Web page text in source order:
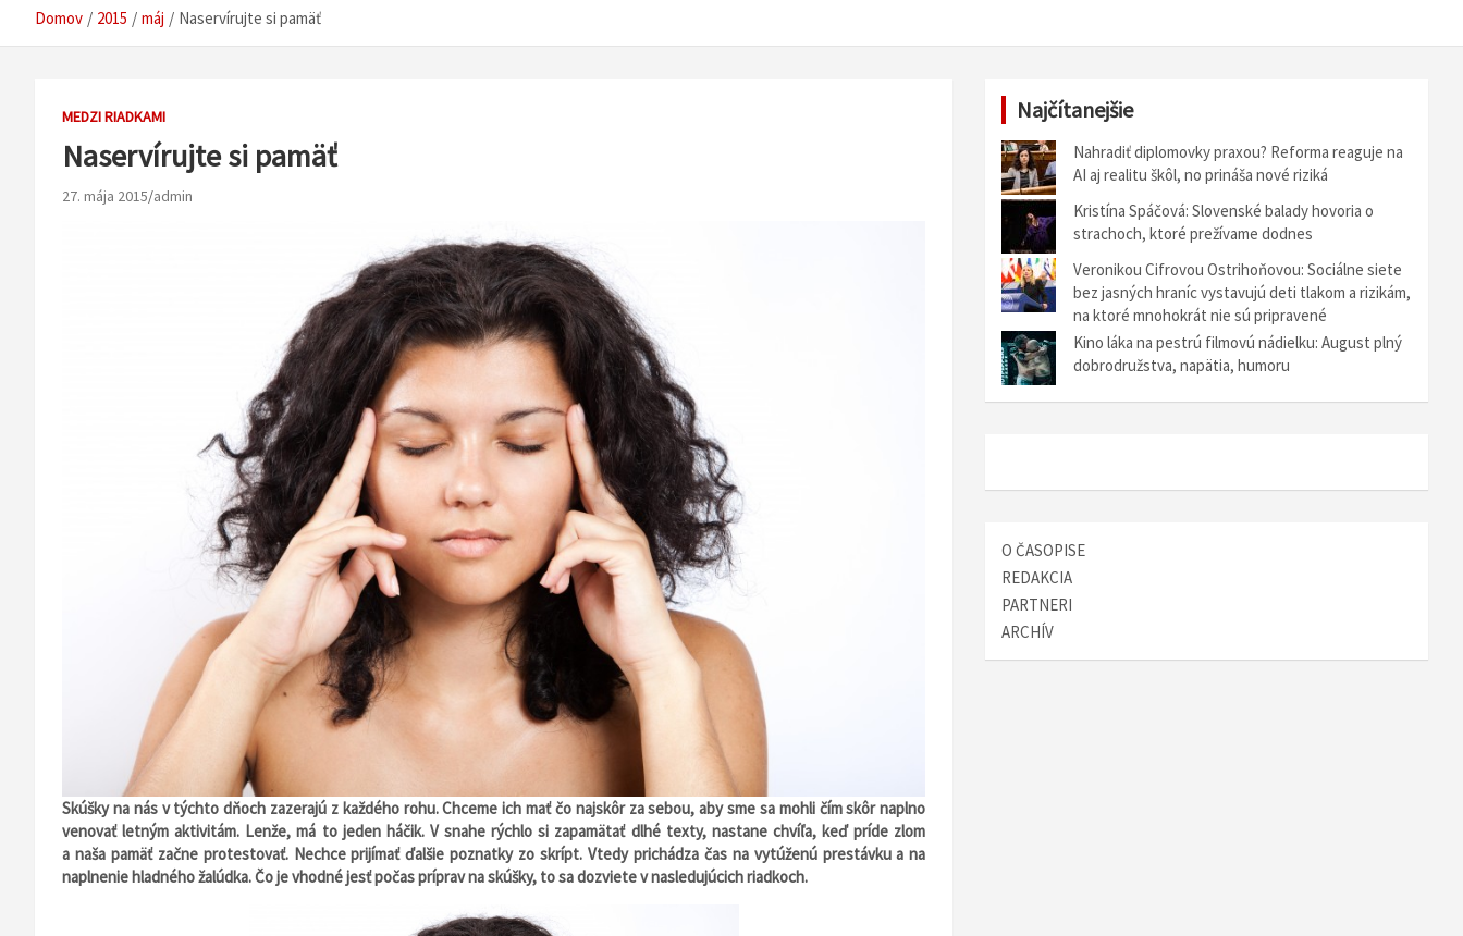
Domov 2015 máj Naservírujte si pamäť
MEDZI RIADKAMI
Naservírujte si pamäť
27. mája 2015 admin
Skúšky na nás v týchto dňoch zazerajú z každého rohu. Chceme ich mať čo najskôr za sebou, aby sme sa mohli čím skôr naplno
venovať letným aktivitám. Lenže, má to jeden háčik. V snahe rýchlo si zapamätať dlhé texty, nastane chvíľa, keď príde zlom
a naša pamäť začne protestovať. Nechce prijímať ďalšie poznatky zo skrípt. Vtedy prichádza čas na vytúženú prestávku a na
naplnenie hladného žalúdka. Čo je vhodné jesť počas príprav na skúšky, to sa dozviete v nasledujúcich riadkoch.
Najčítanejšie
Nahradiť diplomovky praxou? Reforma reaguje na
AI aj realitu škôl, no prináša nové riziká
Kristína Spáčová: Slovenské balady hovoria o
strachoch, ktoré prežívame dodnes
Veronikou Cifrovou Ostrihoňovou: Sociálne siete
bez jasných hraníc vystavujú deti tlakom a rizikám,
na ktoré mnohokrát nie sú pripravené
Kino láka na pestrú filmovú nádielku: August plný
dobrodružstva, napätia, humoru
O ČASOPISE
REDAKCIA
PARTNERI
ARCHÍV